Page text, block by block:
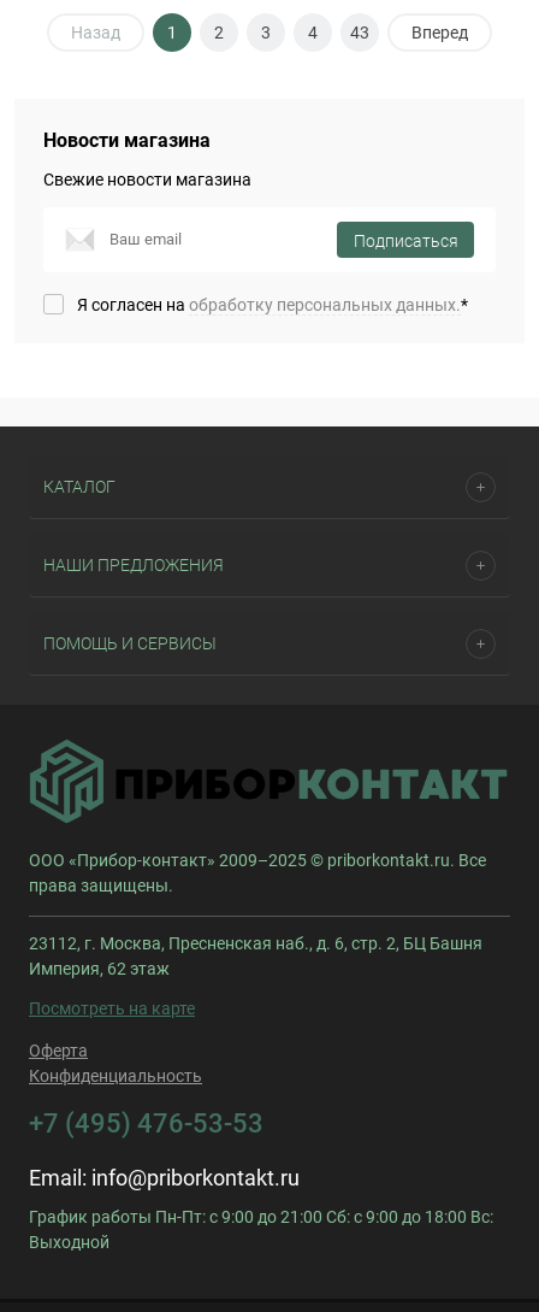
Назад 1 2 3 4 43 Вперед
Новости магазина
Свежие новости магазина
Подписаться
Я согласен на обработку персональных данных.*
КАТАЛОГ
НАШИ ПРЕДЛОЖЕНИЯ
ПОМОЩЬ И СЕРВИСЫ
ООО «Прибор-контакт» 2009–2025 © priborkontakt.ru. Все
права защищены.
23112, г. Москва, Пресненская наб., д. 6, стр. 2, БЦ Башня
Империя, 62 этаж
Посмотреть на карте
Оферта
Конфиденциальность
+7 (495) 476-53-53
Email: info@priborkontakt.ru
График работы Пн-Пт: с 9:00 до 21:00 Сб: с 9:00 до 18:00 Вс:
Выходной